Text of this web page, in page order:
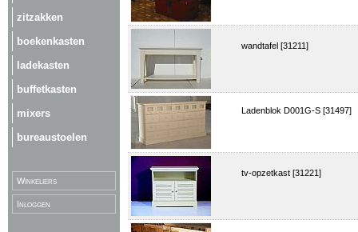
zitzakken
boekenkasten
ladekasten
buffetkasten
mixers
bureaustoelen
Winkeliers
Inloggen
wandtafel [31211]
Ladenblok D001G-S [31497]
tv-opzetkast [31221]